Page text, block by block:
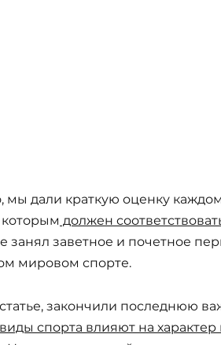
мы дали краткую оценку
должен
занял заветное и почетное
мировом спорте.
закончили последнюю
спорта влияют на характер